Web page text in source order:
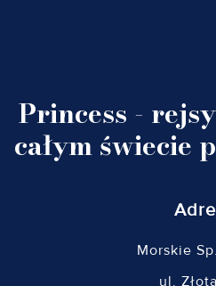
Princess -
całym świecie
Morskie
ul.